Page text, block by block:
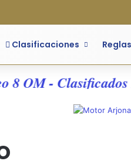
Clasificaciones
8 OM - Clasificados